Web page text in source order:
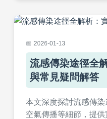
2026-01-13
流感傳染途徑全
與常見疑問解答
本文深度探討流感傳
空氣傳播等細節，提